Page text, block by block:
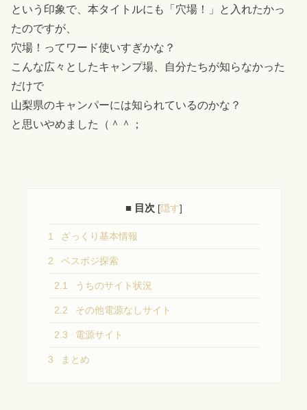
という印象で、本タイトルにも「穴場！」と入れたかっ
たのですが、
穴場！ってワード使いすぎかな？
こんな広々としたキャンプ場、自分たちが知らなかった
だけで
山梨県のキャンパーには知られているのかな？
と思いやめました（＾＾；
■ 目次 [隠す]
1 ざっくり基本情報
2 ベスポジ探索
2.1 うちのサイト状況
2.2 その他電源なしサイト
2.3 電源サイト
3 まとめ